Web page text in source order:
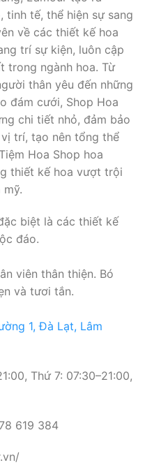
tinh tế, thể hiện sự sang
về các thiết kế hoa
trí sự kiện, luôn cập
trong ngành hoa. Từ
thân yêu đến những
đám cưới, Shop Hoa
chi tiết nhỏ, đảm bảo
trí, tạo nên tổng thể
Hoa Shop hoa
thiết kế hoa vượt trội
biệt là các thiết kế
đáo.
viên thân thiện. Bó
và tươi tắn.
1, Đà Lạt, Lâm
Thứ 7: 07:30–21:00,
619 384